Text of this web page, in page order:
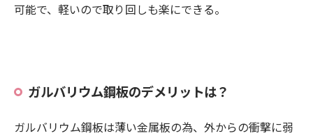
可能で、軽いので取り回しも楽にできる。
ガルバリウム鋼板のデメリットは？
ガルバリウム鋼板は薄い金属板の為、外からの衝撃に弱